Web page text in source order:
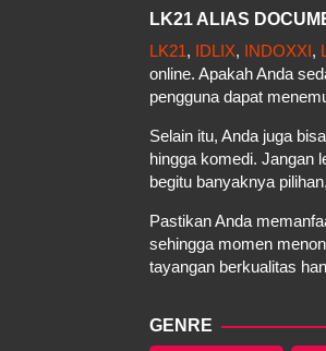
LK21 ALIAS
LK21, IDLIX, INDOXXI,
online. Apakah Anda
pengguna dapat
Selain itu, Anda juga
hingga komedi. Jangan
begitu banyaknya pilihan,
Pastikan Anda
sehingga momen
tayangan berkualitas
GENRE